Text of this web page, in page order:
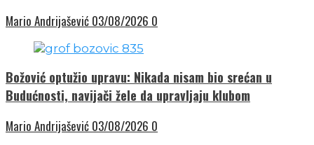
Mario Andrijašević 03/08/2026 0
Božović optužio upravu: Nikada nisam bio srećan u
Budućnosti, navijači žele da upravljaju klubom
Mario Andrijašević 03/08/2026 0